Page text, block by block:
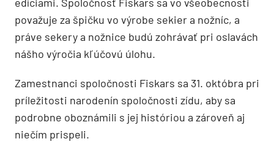
považuje za špičku vo výrobe sekier a nožníc, a
práve sekery a nožnice budú zohrávať pri oslavách
nášho výročia kľúčovú úlohu.
Zamestnanci spoločnosti Fiskars sa 31. októbra pri
príležitosti narodenín spoločnosti zídu, aby sa
podrobne oboznámili s jej históriou a zároveň aj
niečím prispeli.